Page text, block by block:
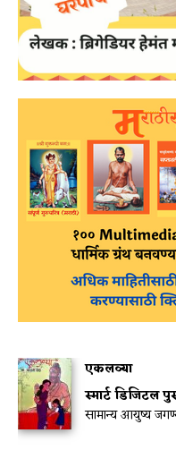
एकलव्या
स्मार्ट डिजिटल
सामान्य आयुष्य